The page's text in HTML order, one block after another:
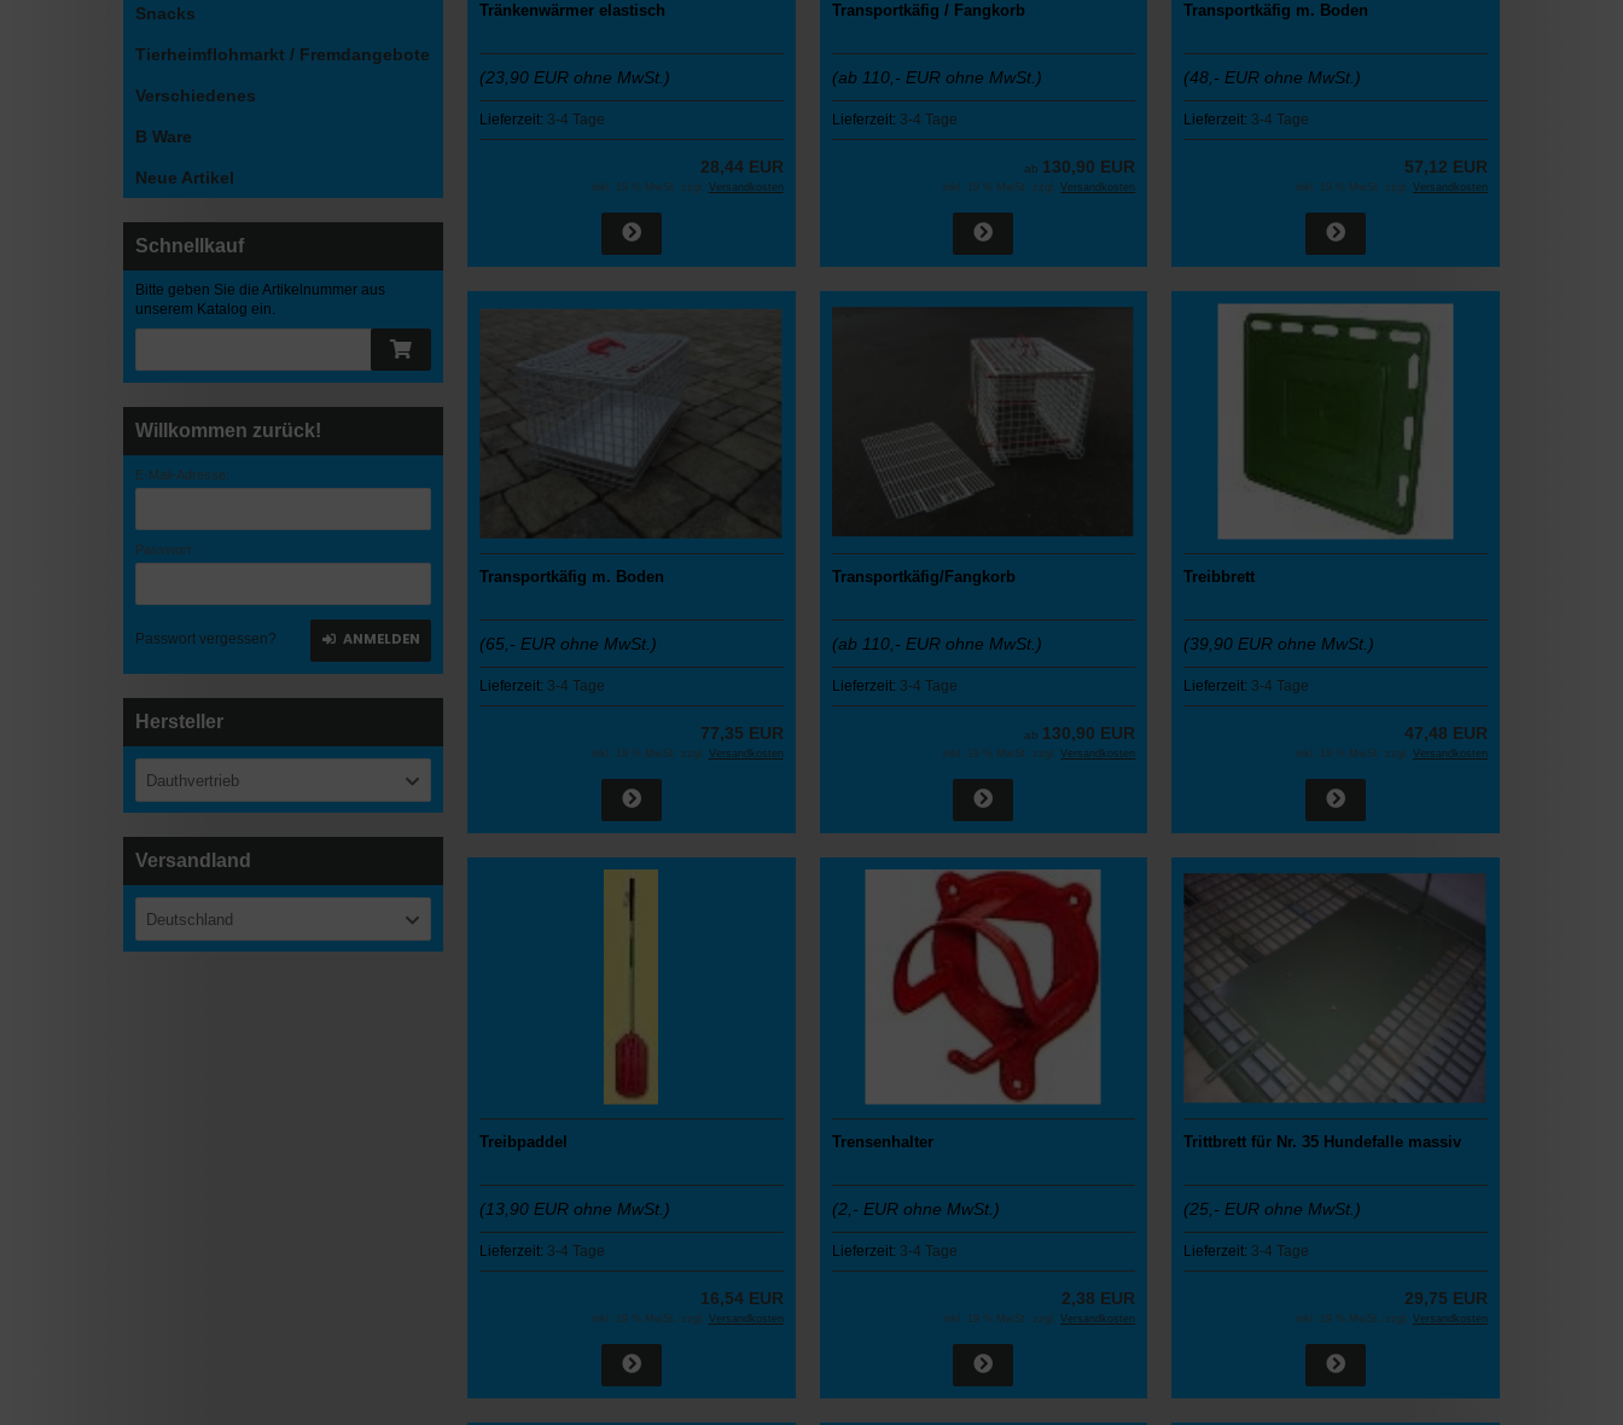
Tränkenwärmer elastisch
(23,90 EUR ohne MwSt.)
Lieferzeit: 3-4 Tage
28,44 EUR
inkl. 19 % MwSt. zzgl. Versandkosten
Transportkäfig / Fangkorb
(ab 110,- EUR ohne MwSt.)
Lieferzeit: 3-4 Tage
ab 130,90 EUR
inkl. 19 % MwSt. zzgl.Versandkosten
Transportkäfig m. Boden
(48,- EUR ohne MwSt.)
Lieferzeit: 3-4 Tage
57,12 EUR
inkl. 19 % MwSt. zzgl. Versandkosten
Transportkäfig m. Boden
(65,- EUR ohne MwSt.)
Lieferzeit: 3-4 Tage
77,35 EUR
inkl. 19 % MwSt. zzgl. Versandkosten
Transportkäfig/Fangkorb
(ab 110,- EUR ohne MwSt.)
Lieferzeit: 3-4 Tage
ab 130,90 EUR
inkl. 19 % MwSt. zzgl.Versandkosten
Treibbrett
(39,90 EUR ohne MwSt.)
Lieferzeit: 3-4 Tage
47,48 EUR
inkl. 19 % MwSt. zzgl. Versandkosten
Treibpaddel
(13,90 EUR ohne MwSt.)
Lieferzeit: 3-4 Tage
16,54 EUR
inkl. 19 % MwSt. zzgl. Versandkosten
Trensenhalter
(2,- EUR ohne MwSt.)
Lieferzeit: 3-4 Tage
2,38 EUR
inkl. 19 % MwSt. zzgl.Versandkosten
Trittbrett für Nr. 35 Hundefalle massiv
(25,- EUR ohne MwSt.)
Lieferzeit: 3-4 Tage
29,75 EUR
inkl. 19 % MwSt. zzgl. Versandkosten
Snacks
Tierheimflohmarkt / Fremdangebote
Verschiedenes
B Ware
Neue Artikel
Schnellkauf
Bitte geben Sie die Artikelnummer aus
unserem Katalog ein.
Willkommen zurück!
E-Mail-Adresse:
Passwort:
Passwort vergessen? ANMELDEN
Hersteller
Dauthvertrieb
Versandland
Deutschland